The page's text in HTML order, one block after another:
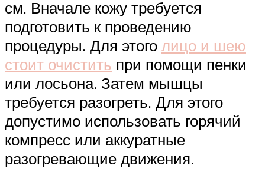
см. Вначале кожу требуется
подготовить к проведению
процедуры. Для этого лицо и шею
стоит очистить при помощи пенки
или лосьона. Затем мышцы
требуется разогреть. Для этого
допустимо использовать горячий
компресс или аккуратные
разогревающие движения.